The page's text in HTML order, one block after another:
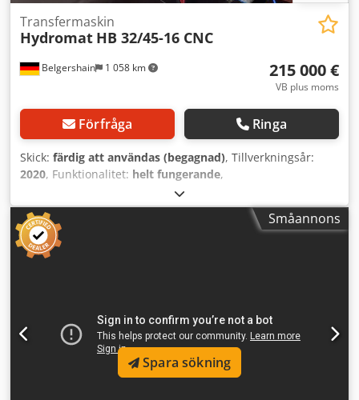
Belgershain 1 058 km
Transfermaskin
Hydromat HB 32/45-16 CNC
215 000 €
VB plus moms
Förfråga Ringa
Skick: färdig att användas (begagnad), Tillverkningsår:
2020, Funktionalitet: helt fungerande,
HB32-305
dubbelcykel, tillverkningsår 2020, plats: LOGA
Präzisionsteile GmbH, Himmelreich 4-6, 78554 Aldingen.
Styrsystem Bosch MTX, HME-operatörsgränssnitt
Kylmedelsanläggning Knoll (olja), vakuumrotationsfilter,
arbetsstycken från första till andra uppspänningen 1x
laddmagasin 4,2 m 1x kapenhet VE 40/80 8x
matningsenhet VE 36/100 eller VE 35/60 5x CNC 50/100
svarvenhet Chodpfx Afjy Nkhdsdja 2x 3-axliga CNC-
Småannons
Spara sökning